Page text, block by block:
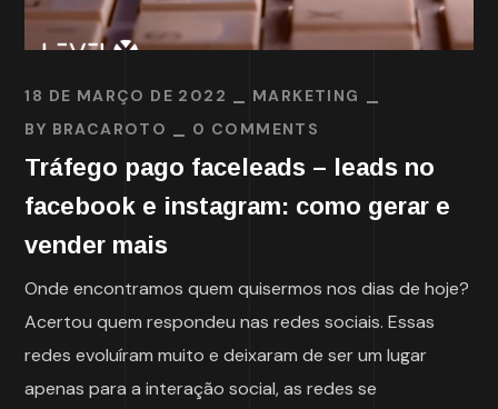
18 DE MARÇO DE 2022
MARKETING
BY BRACAROTO 0 COMMENTS
Tráfego pago faceleads – leads no
facebook e instagram: como gerar e
vender mais
Onde encontramos quem quisermos nos dias de hoje?
Acertou quem respondeu nas redes sociais. Essas
redes evoluíram muito e deixaram de ser um lugar
apenas para a interação social, as redes se